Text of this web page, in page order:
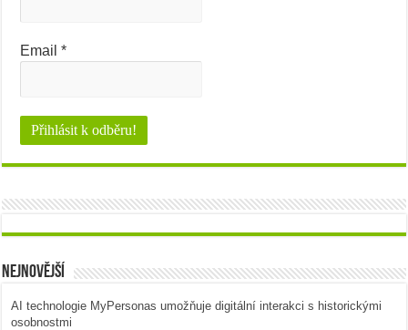
Email*
Nejnovější
AI technologie MyPersonas umožňuje digitální interakci s historickými
osobnostmi